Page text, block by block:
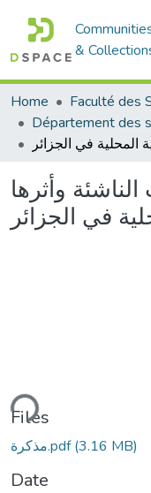
&
Home
وأثرها
في الجزائر
Files
مذكرة.pdf(3.16 MB)
Date